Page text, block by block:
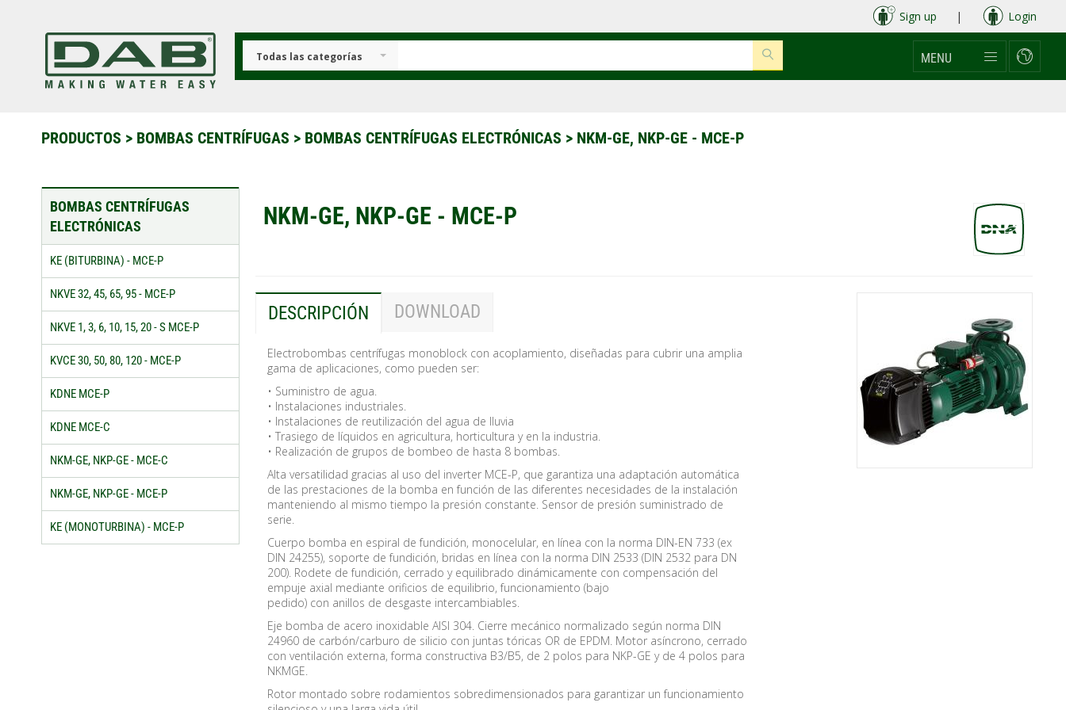
contenido
Sign up | Login
Todas las categorías MENU
PRODUCTOS > BOMBAS CENTRÍFUGAS > BOMBAS CENTRÍFUGAS ELECTRÓNICAS > NKM-GE, NKP-GE - MCE-P
BOMBAS CENTRÍFUGAS
ELECTRÓNICAS
KE (BITURBINA) - MCE-P
NKVE 32, 45, 65, 95 - MCE-P
NKVE 1, 3, 6, 10, 15, 20 - S MCE-P
KVCE 30, 50, 80, 120 - MCE-P
KDNE MCE-P
KDNE MCE-C
NKM-GE, NKP-GE - MCE-C
NKM-GE, NKP-GE - MCE-P
KE (MONOTURBINA) - MCE-P
NKM-GE, NKP-GE - MCE-P
DESCRIPCIÓN DOWNLOAD
Electrobombas centrífugas monoblock con acoplamiento, diseñadas para cubrir una amplia
gama de aplicaciones, como pueden ser:
• Suministro de agua.
• Instalaciones industriales.
• Instalaciones de reutilización del agua de lluvia
• Trasiego de líquidos en agricultura, horticultura y en la industria.
• Realización de grupos de bombeo de hasta 8 bombas.
Alta versatilidad gracias al uso del inverter MCE-P, que garantiza una adaptación automática
de las prestaciones de la bomba en función de las diferentes necesidades de la instalación
manteniendo al mismo tiempo la presión constante. Sensor de presión suministrado de
serie.
Cuerpo bomba en espiral de fundición, monocelular, en línea con la norma DIN-EN 733 (ex
DIN 24255), soporte de fundición, bridas en línea con la norma DIN 2533 (DIN 2532 para DN
200). Rodete de fundición, cerrado y equilibrado dinámicamente con compensación del
empuje axial mediante orificios de equilibrio, funcionamiento (bajo
pedido) con anillos de desgaste intercambiables.
Eje bomba de acero inoxidable AISI 304. Cierre mecánico normalizado según norma DIN
24960 de carbón/carburo de silicio con juntas tóricas OR de EPDM. Motor asíncrono, cerrado
con ventilación externa, forma constructiva B3/B5, de 2 polos para NKP-GE y de 4 polos para
NKMGE.
Rotor montado sobre rodamientos sobredimensionados para garantizar un funcionamiento